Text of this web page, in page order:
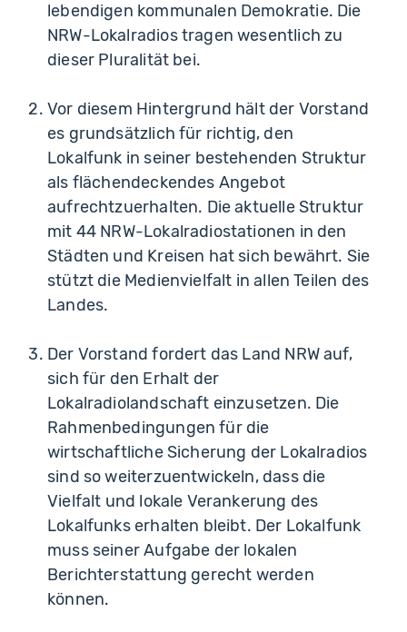
lebendigen kommunalen Demokratie. Die
NRW-Lokalradios tragen wesentlich zu
dieser Pluralität bei.
Vor diesem Hintergrund hält der Vorstand
es grundsätzlich für richtig, den
Lokalfunk in seiner bestehenden Struktur
als flächendeckendes Angebot
aufrechtzuerhalten. Die aktuelle Struktur
mit 44 NRW-Lokalradiostationen in den
Städten und Kreisen hat sich bewährt. Sie
stützt die Medienvielfalt in allen Teilen des
Landes.
Der Vorstand fordert das Land NRW auf,
sich für den Erhalt der
Lokalradiolandschaft einzusetzen. Die
Rahmenbedingungen für die
wirtschaftliche Sicherung der Lokalradios
sind so weiterzuentwickeln, dass die
Vielfalt und lokale Verankerung des
Lokalfunks erhalten bleibt. Der Lokalfunk
muss seiner Aufgabe der lokalen
Berichterstattung gerecht werden
können.